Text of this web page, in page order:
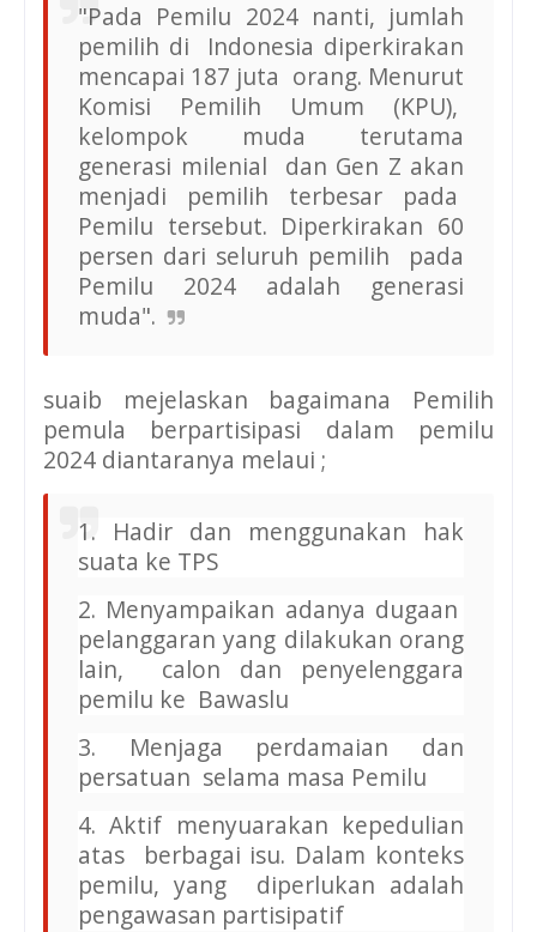
"Pada Pemilu 2024 nanti, jumlah
pemilih di Indonesia diperkirakan
mencapai 187 juta orang. Menurut
Komisi Pemilih Umum (KPU),
kelompok muda terutama
generasi milenial dan Gen Z akan
menjadi pemilih terbesar pada
Pemilu tersebut. Diperkirakan 60
persen dari seluruh pemilih pada
Pemilu 2024 adalah generasi
muda".
suaib mejelaskan bagaimana Pemilih
pemula berpartisipasi dalam pemilu
2024 diantaranya melaui ;
1. Hadir dan menggunakan hak
suata ke TPS
2. Menyampaikan adanya dugaan
pelanggaran yang dilakukan orang
lain, calon dan penyelenggara
pemilu ke Bawaslu
3. Menjaga perdamaian dan
persatuan selama masa Pemilu
4. Aktif menyuarakan kepedulian
atas berbagai isu. Dalam konteks
pemilu, yang diperlukan adalah
pengawasan partisipatif